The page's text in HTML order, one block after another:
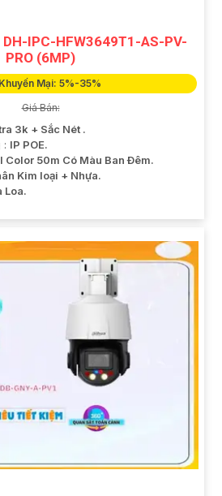
DH-IPC-HFW3649T1-AS-PV-
PRO (6MP)
Mại: 5%-35%
Giá Bán:
3k + Sắc Nét .
: IP POE.
Color 50m Có Màu Ban Ðêm.
Kim loại + Nhựa.
Loa.